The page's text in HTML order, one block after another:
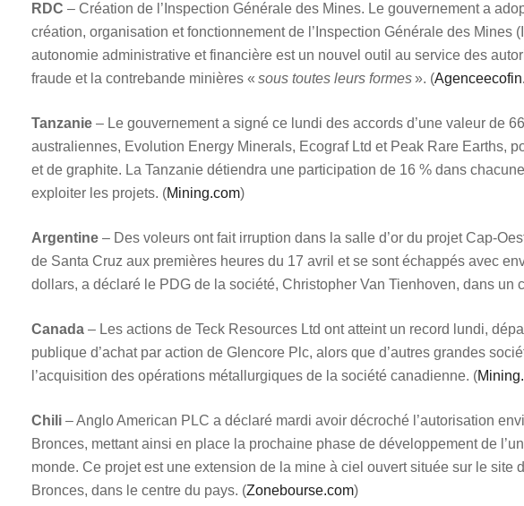
RDC – Création de l’Inspection Générale des Mines. Le gouvernement a
création, organisation et fonctionnement de l’Inspection Générale des Mines
autonomie administrative et financière est un nouvel outil au service des
fraude et la contrebande minières « sous toutes leurs formes». (
Tanzanie – Le gouvernement a signé ce lundi des accords d’une valeur de
australiennes, Evolution Energy Minerals, Ecograf Ltd et Peak Rare Earths,
et de graphite. La Tanzanie détiendra une participation de 16 % dans
exploiter les projets. (Mining.com)
Argentine – Des voleurs ont fait irruption dans la salle d’or du projet Cap-
de Santa Cruz aux premières heures du 17 avril et se sont échappés avec
dollars, a déclaré le PDG de la société, Christopher Van Tienhoven, dans un
Canada – Les actions de Teck Resources Ltd ont atteint un record lundi,
publique d’achat par action de Glencore Plc, alors que d’autres grandes
l’acquisition des opérations métallurgiques de la société canadienne. (
Chili – Anglo American PLC a déclaré mardi avoir décroché l’autorisation
Bronces, mettant ainsi en place la prochaine phase de développement de
monde. Ce projet est une extension de la mine à ciel ouvert située sur le site
Bronces, dans le centre du pays. (Zonebourse.com)